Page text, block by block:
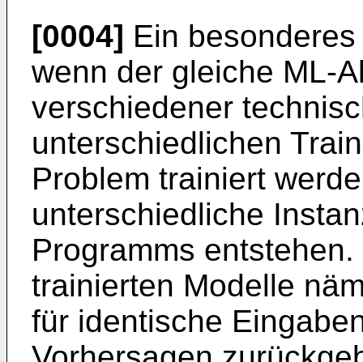
[0004] Ein
wenn der gleiche ML-
verschiedener
unterschiedlichen
Problem trainiert
unterschiedliche
Programms
trainierten Modelle
für identische